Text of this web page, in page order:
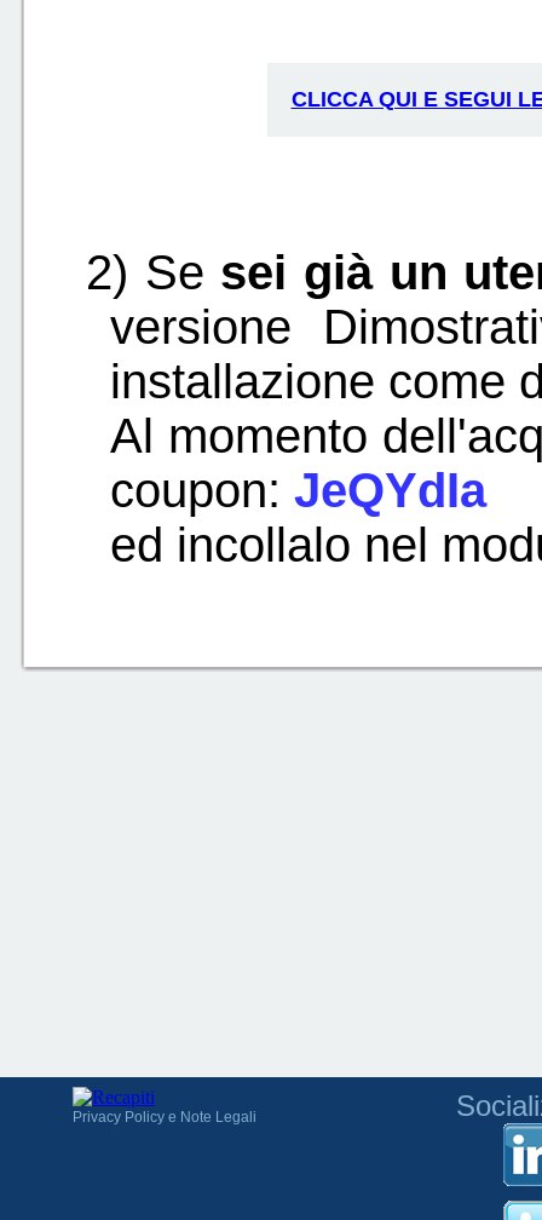
CLICCA QUI E SEGUI
2) Se sei già un
versione
installazione come
Al momento
coupon: JeQYdIa
ed incollalo nel
Privacy Policy e Note Legali